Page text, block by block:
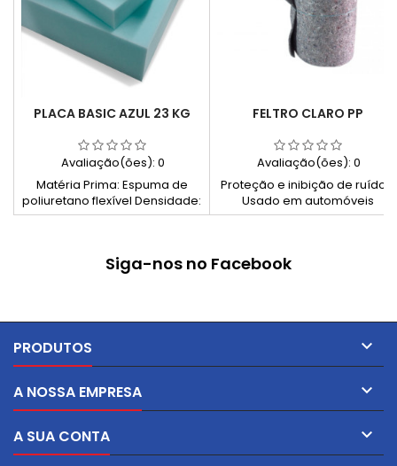
PLACA BASIC AZUL 23 KG
Avaliação(ões): 0
Matéria Prima: Espuma de
poliuretano flexível Densidade:
23kg/m3 (Média densidade)
FELTRO CLARO PP
Avaliação(ões): 0
Proteção e inibição de ruídos.
Usado em automóveis
Siga-nos no Facebook
PRODUTOS 
A NOSSA EMPRESA 
A SUA CONTA 